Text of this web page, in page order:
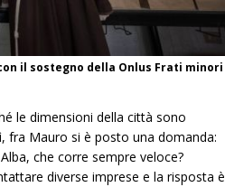
il sostegno della Onlus Frati minori
le dimensioni della città sono
fra Mauro si è posto una domanda:
che corre sempre veloce?
diverse imprese e la risposta è